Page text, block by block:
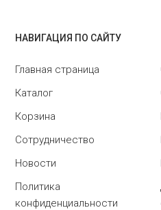
НАВИГАЦИЯ ПО САЙТУ
Главная страница
Каталог
Корзина
Сотрудничество
Новости
Политика
конфиденциальности